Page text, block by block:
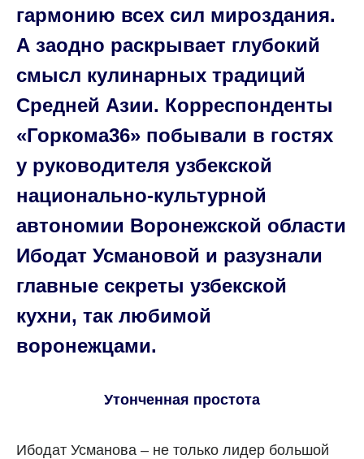
гармонию всех сил мироздания.
А заодно раскрывает глубокий
смысл кулинарных традиций
Средней Азии. Корреспонденты
«Горкома36» побывали в гостях
у руководителя узбекской
национально-культурной
автономии Воронежской области
Ибодат Усмановой и разузнали
главные секреты узбекской
кухни, так любимой
воронежцами.
Утонченная простота
Ибодат Усманова – не только лидер большой